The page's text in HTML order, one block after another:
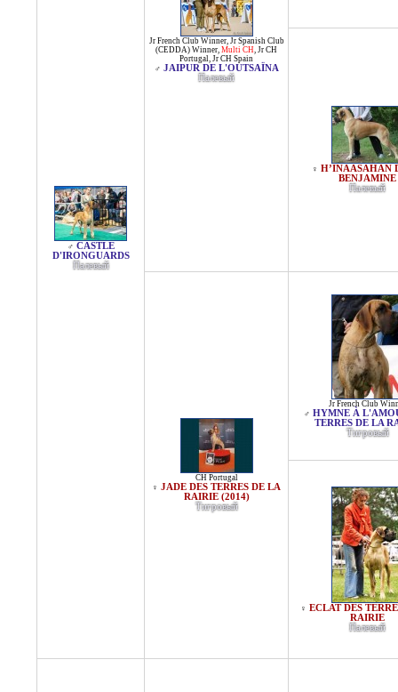
♂ CASTLE
D'IRONGUARDS
Палевый
Jr French Club Winner, Jr Spanish Club
(CEDDA) Winner, Multi CH, Jr CH
Portugal, Jr CH Spain
♂ JAIPUR DE L'OUTSAÏNA
Палевый
♀ H’INAASAHAN
BENJAMINE
Палевый
CH Portugal
♀ JADE DES TERRES DE LA
RAIRIE (2014)
Тигровый
Jr French Club
♂ HYMNE À
TERRES DE LA
Тигровый
♀ ECLAT DES
RAIRIE
Палевый